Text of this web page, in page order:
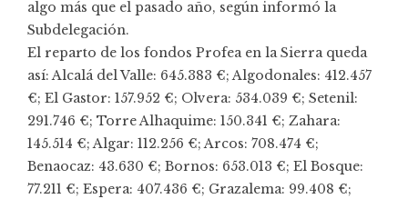
algo más que el pasado año, según informó la
Subdelegación.
El reparto de los fondos Profea en la Sierra queda
así: Alcalá del Valle: 645.383 €; Algodonales: 412.457
€; El Gastor: 157.952 €; Olvera: 534.039 €; Setenil:
291.746 €; Torre Alhaquime: 150.341 €; Zahara:
145.514 €; Algar: 112.256 €; Arcos: 708.474 €;
Benaocaz: 43.630 €; Bornos: 653.013 €; El Bosque:
77.211 €; Espera: 407.436 €; Grazalema: 99.408 €;